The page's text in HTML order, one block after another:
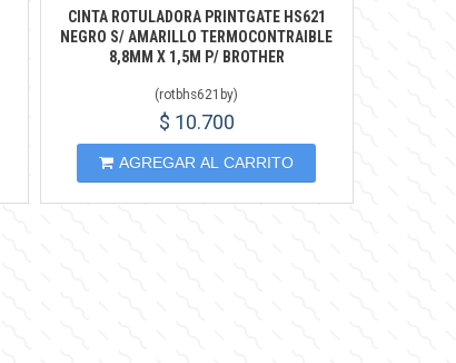
CINTA ROTULADORA PRINTGATE HS621
NEGRO S/ AMARILLO TERMOCONTRAIBLE
8,8MM X 1,5M P/ BROTHER
(rotbhs621by)
$ 10.700
AGREGAR AL CARRITO